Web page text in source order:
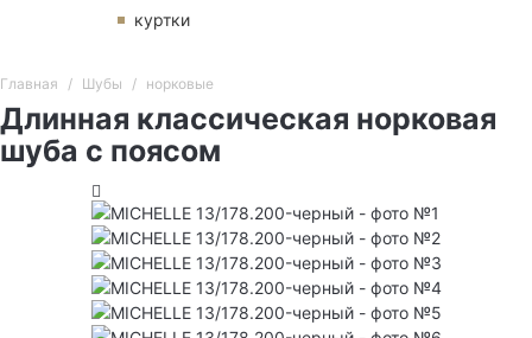
куртки
Главная Шубы норковые
Длинная классическая норковая
шуба с поясом